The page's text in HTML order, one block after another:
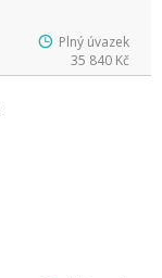
Plný úvazek
35 840 Kč